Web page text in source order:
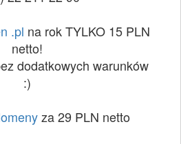
.pl na rok TYLKO 15 PLN
netto!
dodatkowych warunków
:)
za 29 PLN netto